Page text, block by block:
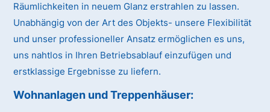
Räumlichkeiten in neuem Glanz erstrahlen zu lassen.
Unabhängig von der Art des Objekts- unsere Flexibilität
und unser professioneller Ansatz ermöglichen es uns,
uns nahtlos in Ihren Betriebsablauf einzufügen und
erstklassige Ergebnisse zu liefern.
Wohnanlagen und Treppenhäuser: